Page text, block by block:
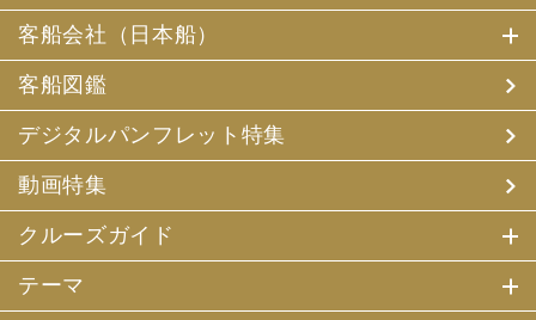
客船会社（日本船）
客船図鑑
デジタルパンフレット特集
動画特集
クルーズガイド
テーマ